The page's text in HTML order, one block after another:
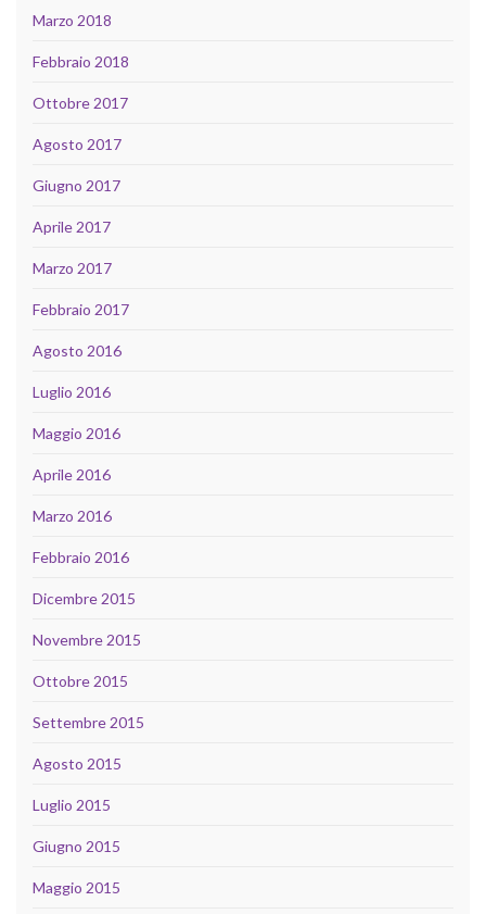
Marzo 2018
Febbraio 2018
Ottobre 2017
Agosto 2017
Giugno 2017
Aprile 2017
Marzo 2017
Febbraio 2017
Agosto 2016
Luglio 2016
Maggio 2016
Aprile 2016
Marzo 2016
Febbraio 2016
Dicembre 2015
Novembre 2015
Ottobre 2015
Settembre 2015
Agosto 2015
Luglio 2015
Giugno 2015
Maggio 2015